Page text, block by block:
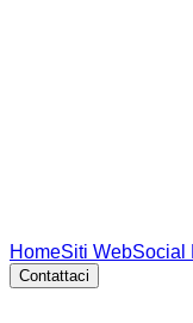
HomeSiti WebSocial
Contattaci